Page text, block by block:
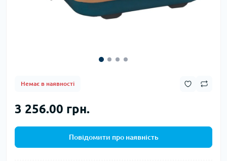
Немає в наявності
3 256.00 грн.
Повідомити про наявність